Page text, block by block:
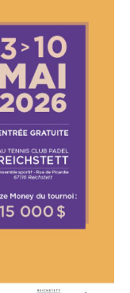
s'apprête à
rythmée par le
nouvelle ère, du
niveau !
continu
d'un